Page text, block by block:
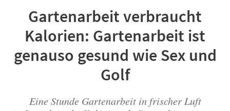
Gartenarbeit verbraucht
Kalorien: Gartenarbeit ist
genauso gesund wie Sex und
Golf
Eine Stunde Gartenarbeit in frischer Luft